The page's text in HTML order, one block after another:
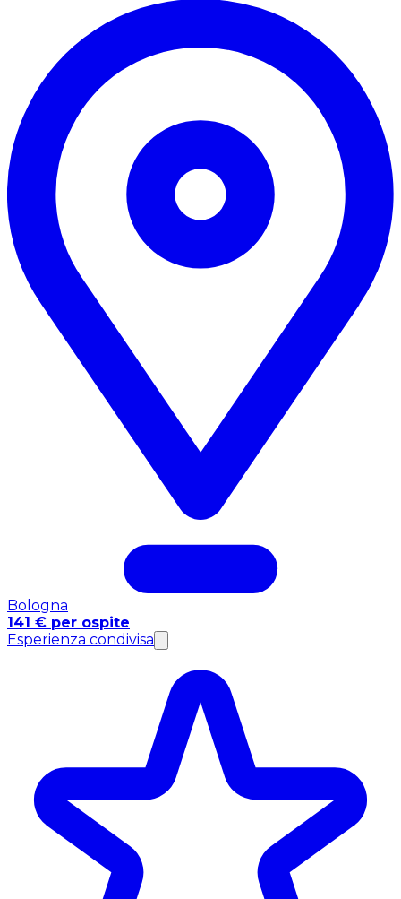
Bologna
141 € per ospite
Esperienza condivisa